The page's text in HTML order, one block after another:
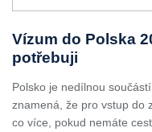
Vízum do Polska
potřebuji
Polsko je nedílnou
znamená, že pro vstup do
co více, pokud nemáte